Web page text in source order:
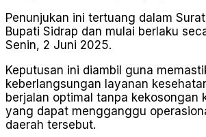
Penunjukan ini tertuang dalam
Bupati Sidrap dan mulai berlaku
Senin, 2 Juni 2025.
Keputusan ini diambil guna
keberlangsungan layanan
berjalan optimal tanpa kekosongan
yang dapat mengganggu
daerah tersebut.